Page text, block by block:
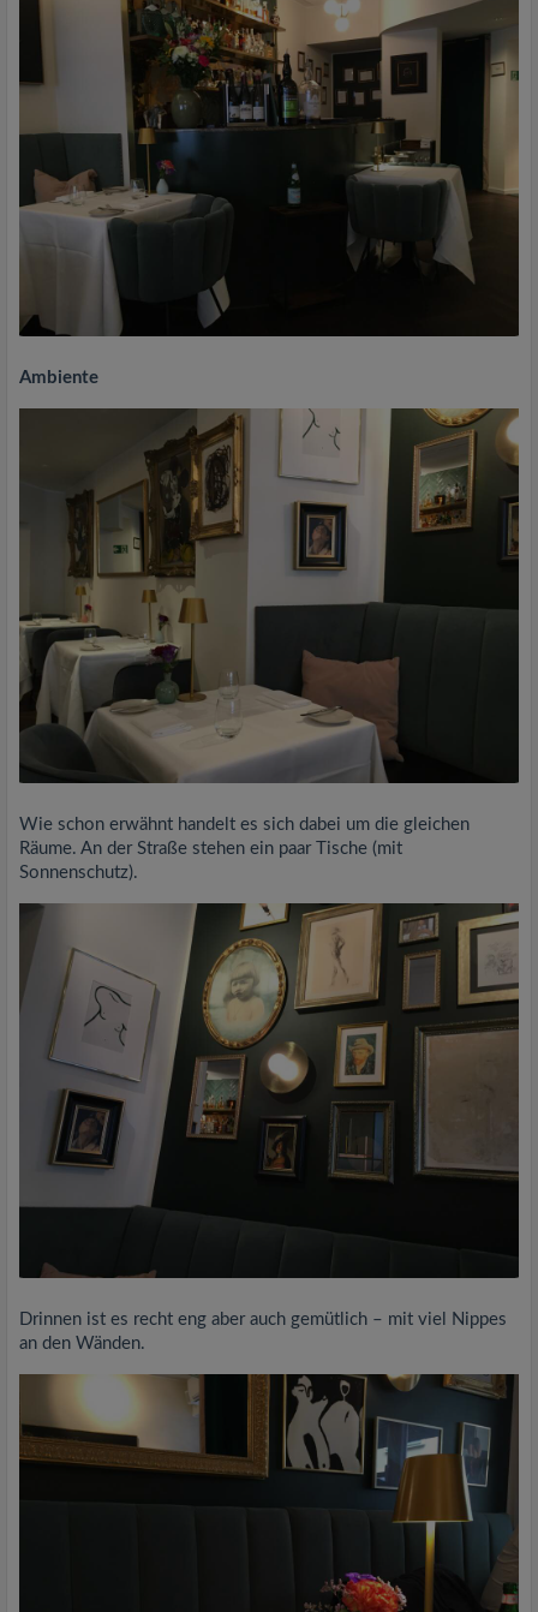
Ambiente
Wie schon erwähnt handelt es sich dabei um die gleichen
Räume. An der Straße stehen ein paar Tische (mit
Sonnenschutz).
Drinnen ist es recht eng aber auch gemütlich – mit viel Nippes
an den Wänden.